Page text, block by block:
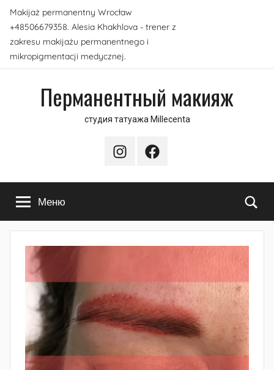
Перейти
содержимому
Makijaż permanentny Wrocław
+48506679358. Alesia Khakhlova - trener z
zakresu makijażu permanentnego i
mikropigmentacji medycznej.
Перманентный макияж
студия татуажа Millecenta
InstagramFacebook
Меню